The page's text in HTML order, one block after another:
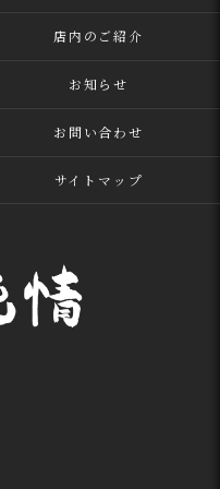
店内のご紹介
お知らせ
お問い合わせ
サイトマップ